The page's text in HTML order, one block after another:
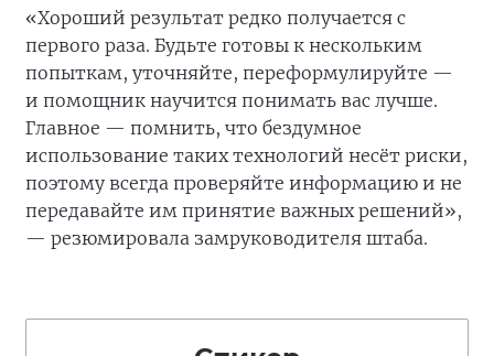
«Хороший результат редко получается с
первого раза. Будьте готовы к нескольким
попыткам, уточняйте, переформулируйте —
и помощник научится понимать вас лучше.
Главное — помнить, что бездумное
использование таких технологий несёт риски,
поэтому всегда проверяйте информацию и не
передавайте им принятие важных решений»,
— резюмировала замруководителя штаба.